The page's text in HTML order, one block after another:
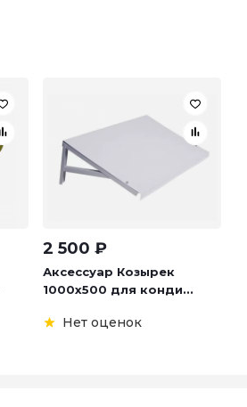
2 500 ₽
Аксессуар Козырек
1000х500 для конди...
Нет оценок